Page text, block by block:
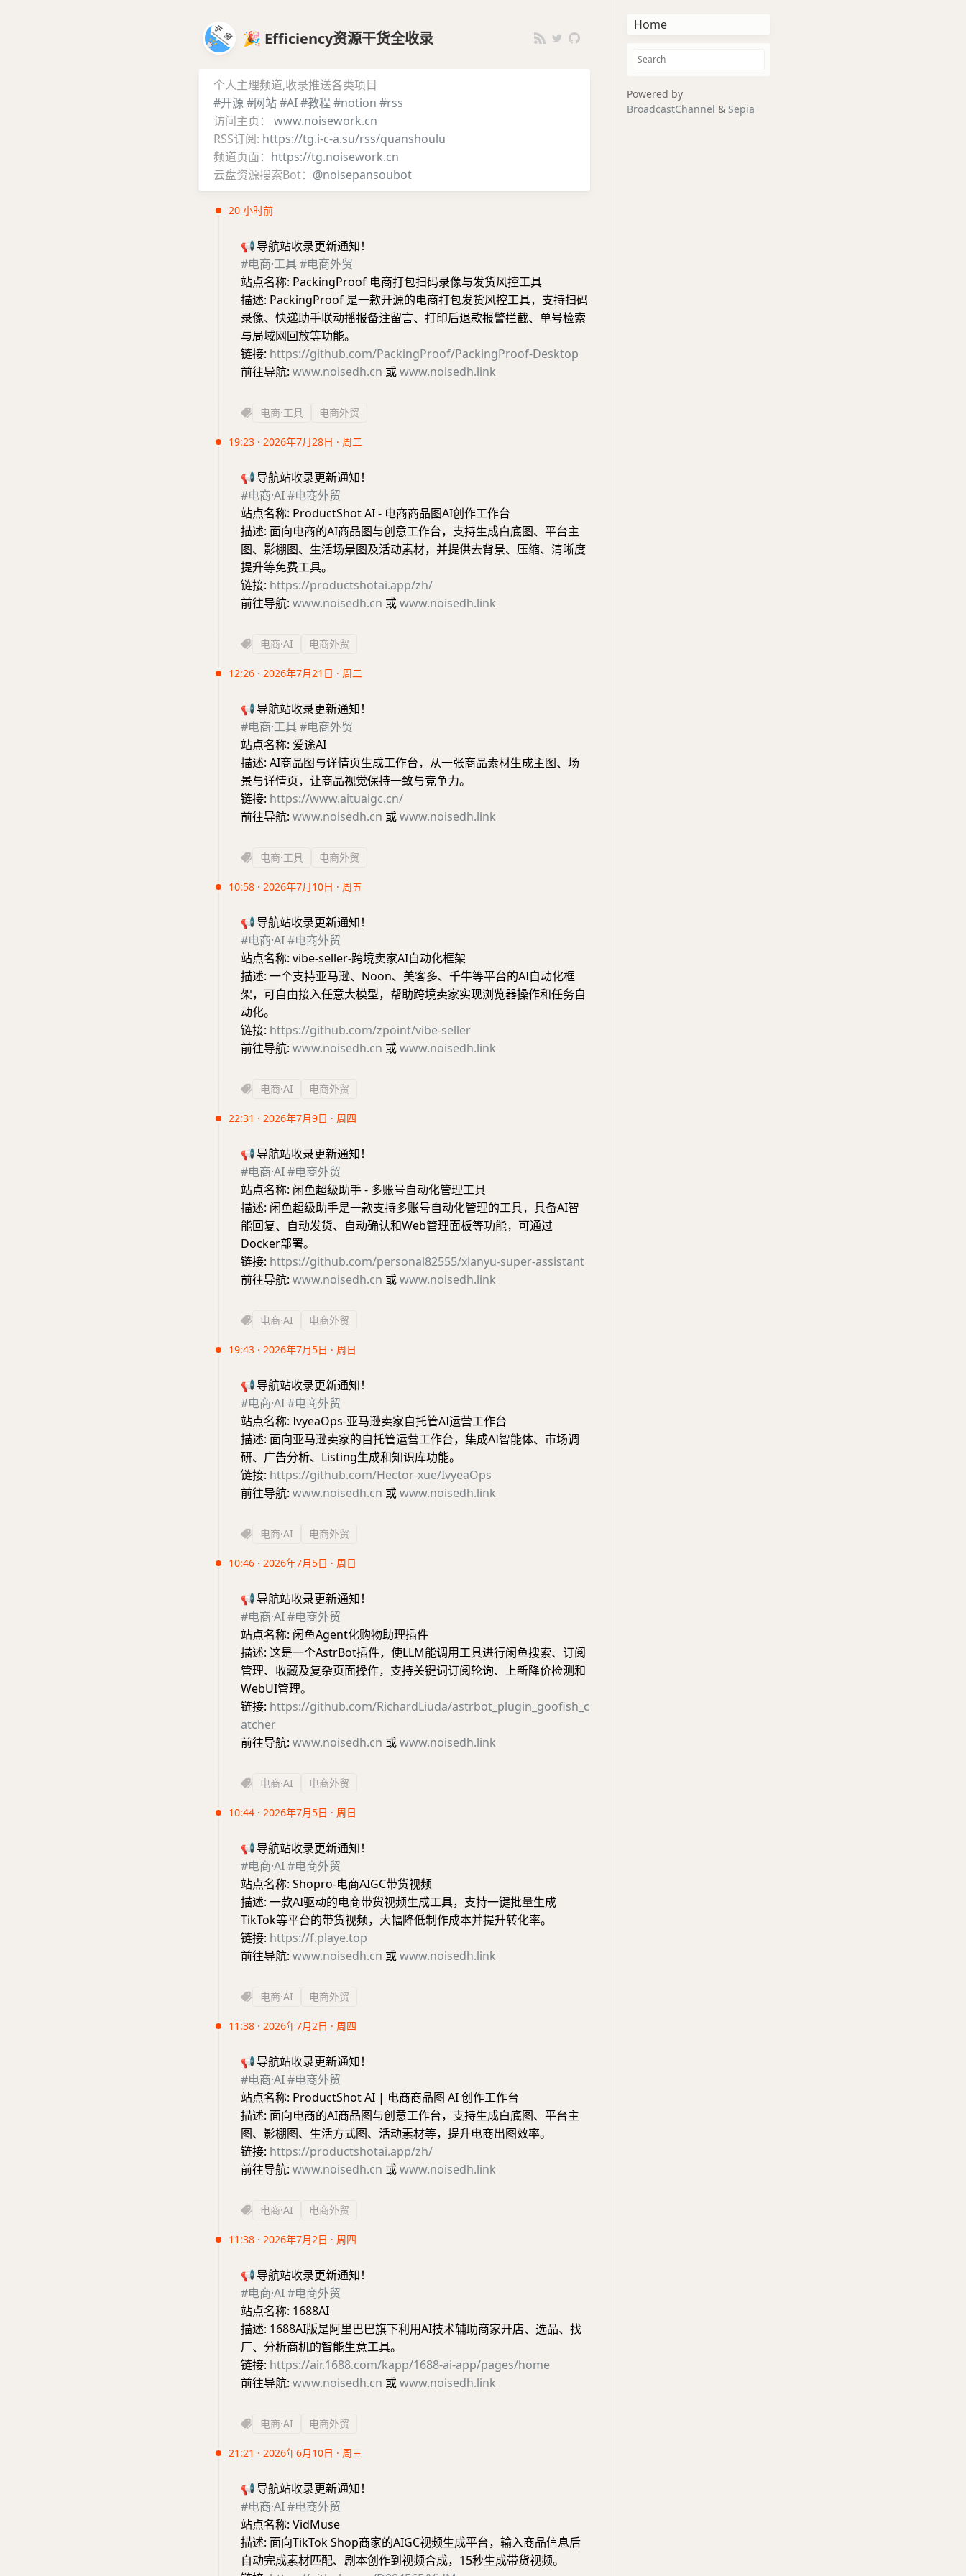
🎉 Efficiency资源干货全收录
个人主理频道,收录推送各类项目
#开源#网站#AI#教程 #notion #rss
访问主页： www.noisework.cn
RSS订阅: https://tg.i-c-a.su/rss/quanshoulu
频道页面： https://tg.noisework.cn
云盘资源搜索Bot： @noisepansoubot
20 小时前
📢导航站收录更新通知！
#电商·工具#电商外贸
站点名称: PackingProof 电商打包扫码录像与发货风控工具
描述: PackingProof 是一款开源的电商打包发货风控工具，支持扫码
录像、快递助手联动播报备注留言、打印后退款报警拦截、单号检索
与局域网回放等功能。
链接: https://github.com/PackingProof/PackingProof-Desktop
前往导航: www.noisedh.cn 或www.noisedh.link
电商·工具 电商外贸
19:23 · 2026年7月28日 · 周二
📢导航站收录更新通知！
#电商·AI#电商外贸
站点名称: ProductShot AI - 电商商品图AI创作工作台
描述: 面向电商的AI商品图与创意工作台，支持生成白底图、平台主
图、影棚图、生活场景图及活动素材，并提供去背景、压缩、清晰度
提升等免费工具。
链接: https://productshotai.app/zh/
前往导航: www.noisedh.cn 或www.noisedh.link
电商·AI 电商外贸
12:26 · 2026年7月21日 · 周二
📢导航站收录更新通知！
#电商·工具#电商外贸
站点名称: 爱途AI
描述: AI商品图与详情页生成工作台，从一张商品素材生成主图、场
景与详情页，让商品视觉保持一致与竞争力。
链接: https://www.aituaigc.cn/
前往导航: www.noisedh.cn 或www.noisedh.link
电商·工具 电商外贸
10:58 · 2026年7月10日 · 周五
📢导航站收录更新通知！
#电商·AI#电商外贸
站点名称: vibe-seller-跨境卖家AI自动化框架
描述: 一个支持亚马逊、Noon、美客多、千牛等平台的AI自动化框
架，可自由接入任意大模型，帮助跨境卖家实现浏览器操作和任务自
动化。
链接: https://github.com/zpoint/vibe-seller
前往导航: www.noisedh.cn 或www.noisedh.link
电商·AI 电商外贸
22:31 · 2026年7月9日 · 周四
📢导航站收录更新通知！
#电商·AI#电商外贸
站点名称: 闲鱼超级助手 - 多账号自动化管理工具
描述: 闲鱼超级助手是一款支持多账号自动化管理的工具，具备AI智
能回复、自动发货、自动确认和Web管理面板等功能，可通过
Docker部署。
链接: https://github.com/personal82555/xianyu-super-assistant
前往导航: www.noisedh.cn 或www.noisedh.link
电商·AI 电商外贸
19:43 · 2026年7月5日 · 周日
📢导航站收录更新通知！
#电商·AI#电商外贸
站点名称: IvyeaOps-亚马逊卖家自托管AI运营工作台
描述: 面向亚马逊卖家的自托管运营工作台，集成AI智能体、市场调
研、广告分析、Listing生成和知识库功能。
链接: https://github.com/Hector-xue/IvyeaOps
前往导航: www.noisedh.cn 或www.noisedh.link
电商·AI 电商外贸
10:46 · 2026年7月5日 · 周日
📢导航站收录更新通知！
#电商·AI#电商外贸
站点名称: 闲鱼Agent化购物助理插件
描述: 这是一个AstrBot插件，使LLM能调用工具进行闲鱼搜索、订阅
管理、收藏及复杂页面操作，支持关键词订阅轮询、上新降价检测和
WebUI管理。
链接: https://github.com/RichardLiuda/astrbot_plugin_goofish_c
atcher
前往导航: www.noisedh.cn 或www.noisedh.link
电商·AI 电商外贸
10:44 · 2026年7月5日 · 周日
📢导航站收录更新通知！
#电商·AI#电商外贸
站点名称: Shopro-电商AIGC带货视频
描述: 一款AI驱动的电商带货视频生成工具，支持一键批量生成
TikTok等平台的带货视频，大幅降低制作成本并提升转化率。
链接: https://f.playe.top
前往导航: www.noisedh.cn 或www.noisedh.link
电商·AI 电商外贸
11:38 · 2026年7月2日 · 周四
📢导航站收录更新通知！
#电商·AI#电商外贸
站点名称: ProductShot AI | 电商商品图 AI 创作工作台
描述: 面向电商的AI商品图与创意工作台，支持生成白底图、平台主
图、影棚图、生活方式图、活动素材等，提升电商出图效率。
链接: https://productshotai.app/zh/
前往导航: www.noisedh.cn 或www.noisedh.link
电商·AI 电商外贸
11:38 · 2026年7月2日 · 周四
📢导航站收录更新通知！
#电商·AI#电商外贸
站点名称: 1688AI
描述: 1688AI版是阿里巴巴旗下利用AI技术辅助商家开店、选品、找
厂、分析商机的智能生意工具。
链接: https://air.1688.com/kapp/1688-ai-app/pages/home
前往导航: www.noisedh.cn 或www.noisedh.link
电商·AI 电商外贸
21:21 · 2026年6月10日 · 周三
📢导航站收录更新通知！
#电商·AI#电商外贸
站点名称: VidMuse
描述: 面向TikTok Shop商家的AIGC视频生成平台，输入商品信息后
自动完成素材匹配、剧本创作到视频合成，15秒生成带货视频。
Home
Powered by
BroadcastChannel & Sepia